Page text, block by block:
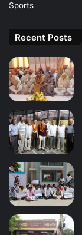
Sports
Recent Posts